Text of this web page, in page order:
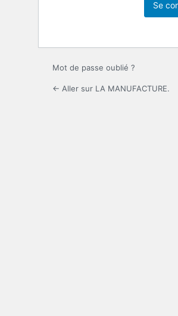
Mot de passe oublié ?
← Aller sur LA MANUFACTURE.